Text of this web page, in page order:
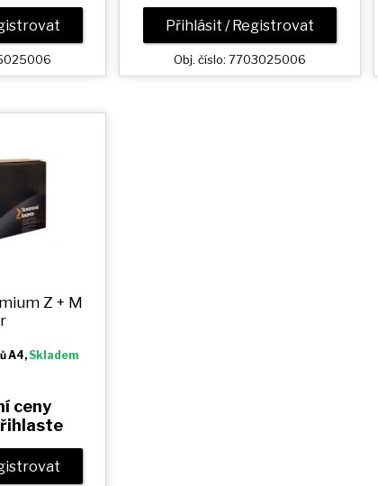
Přihlásit / Registrovat
Obj. číslo: 7703025006
Z + M
A4,Skladem
ceny